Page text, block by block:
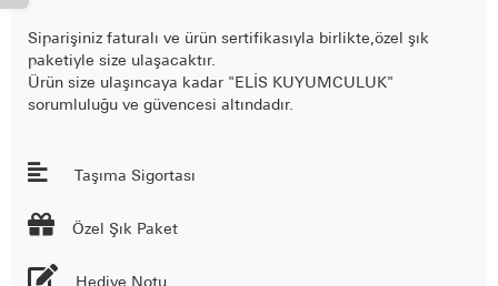
Siparişiniz faturalı ve ürün sertifikasıyla birlikte,özel şık
paketiyle size ulaşacaktır.
Ürün size ulaşıncaya kadar "ELİS KUYUMCULUK"
sorumluluğu ve güvencesi altındadır.
Taşıma Sigortası
 Özel Şık Paket